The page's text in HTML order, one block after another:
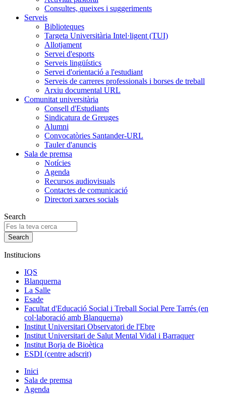
Consultes, queixes i suggeriments
Serveis
Biblioteques
Targeta Universitària Intel·ligent (TUI)
Allotjament
Servei d'esports
Serveis lingüístics
Servei d'orientació a l'estudiant
Serveis de carreres professionals i borses de treball
Arxiu documental URL
Comunitat universitària
Consell d'Estudiants
Sindicatura de Greuges
Alumni
Convocatòries Santander-URL
Tauler d'anuncis
Sala de premsa
Notícies
Agenda
Recursos audiovisuals
Contactes de comunicació
Directori xarxes socials
Search
Institucions
IQS
Blanquerna
La Salle
Esade
Facultat d'Educació Social i Treball Social Pere Tarrés (en
col·laboració amb Blanquerna)
Institut Universitari Observatori de l'Ebre
Institut Universitari de Salut Mental Vidal i Barraquer
Institut Borja de Bioètica
ESDI (centre adscrit)
Inici
Sala de premsa
Agenda